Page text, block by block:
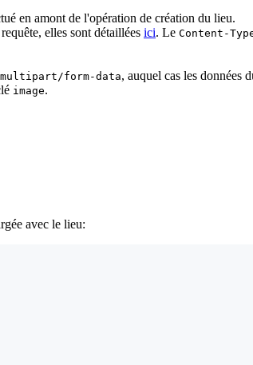
en amont de l'opération de création du lieu.
elles sont détaillées ici. Le Content-
multipart/form-data, auquel cas les données
image.
avec le lieu: